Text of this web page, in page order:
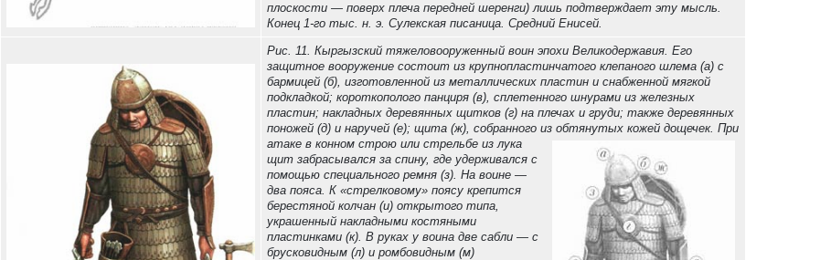
плоскости — поверх плеча передней шеренги) лишь подтверждает эту мысль.
Конец 1-го тыс. н. э. Сулекская писаница. Средний Енисей.
Рис. 11. Кыргызский тяжеловооруженный воин эпохи Великодержавия. Его
защитное вооружение состоит из крупнопластинчатого клепаного шлема (а) с
бармицей (б), изготовленной из металлических пластин и снабженной мягкой
подкладкой; короткополого панциря (в), сплетенного шнурами из железных
пластин; накладных деревянных щитков (г) на плечах и груди; также деревянных
поножей (д) и наручей (е); щита (ж), собранного из обтянутых кожей дощечек.При
атаке в конном строю или стрельбе из лука
щит забрасывался за спину, где удерживался с
помощью специального ремня (з). На воине —
два пояса. К «стрелковому» поясу крепится
берестяной колчан (и) открытого типа,
украшенный накладными костяными
пластинками (к). В руках у воина две сабли — с
брусковидным (л) и ромбовидным (м)